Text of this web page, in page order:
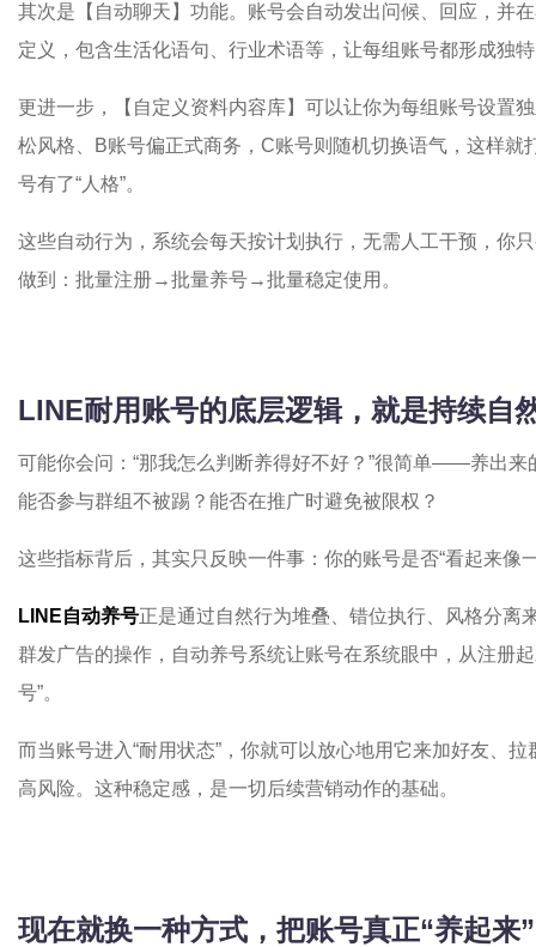
其次是【自动聊天】功能。账号会自动发出问候、回应，并
定义，包含生活化语句、行业术语等，让每组账号都形成独
更进一步，【自定义资料内容库】可以让你为每组账号设置
松风格、B账号偏正式商务，C账号则随机切换语气，这样就
号有了“人格”。
这些自动行为，系统会每天按计划执行，无需人工干预，你
做到：批量注册→批量养号→批量稳定使用。
LINE耐用账号的底层逻辑，就是持续自
可能你会问：“那我怎么判断养得好不好？”很简单——养出
能否参与群组不被踢？能否在推广时避免被限权？
这些指标背后，其实只反映一件事：你的账号是否“看起来像
LINE自动养号正是通过自然行为堆叠、错位执行、风格分离
群发广告的操作，自动养号系统让账号在系统眼中，从注册
号”。
而当账号进入“耐用状态”，你就可以放心地用它来加好友、
高风险。这种稳定感，是一切后续营销动作的基础。
现在就换一种方式，把账号真正“养起来”